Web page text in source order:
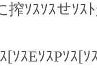
搾ｿｽｿｽせｿｽ
[ｿｽEｿｽPｿｽ[